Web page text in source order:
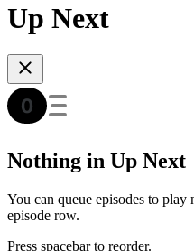
Up Next
Nothing in Up Next
You can queue episodes to play
episode row.
Press spacebar to reorder.